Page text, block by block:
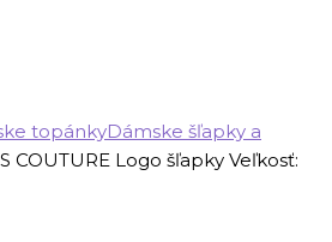
topánkyDámske šľapky a
COUTURE Logo šľapky Veľkosť: